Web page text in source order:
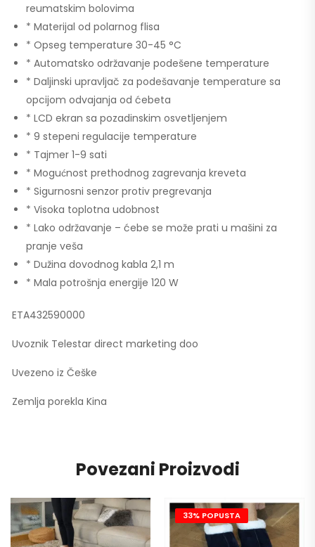
reumatskim bolovima
* Materijal od polarnog flisa
* Opseg temperature 30-45 °C
* Automatsko održavanje podešene temperature
* Daljinski upravljač za podešavanje temperature sa
opcijom odvajanja od ćebeta
* LCD ekran sa pozadinskim osvetljenjem
* 9 stepeni regulacije temperature
* Tajmer 1-9 sati
* Mogućnost prethodnog zagrevanja kreveta
* Sigurnosni senzor protiv pregrevanja
* Visoka toplotna udobnost
* Lako održavanje – ćebe se može prati u mašini za
pranje veša
* Dužina dovodnog kabla 2,1 m
* Mala potrošnja energije 120 W
ETA432590000
Uvoznik Telestar direct marketing doo
Uvezeno iz Češke
Zemlja porekla Kina
Povezani Proizvodi
33% POPUSTA